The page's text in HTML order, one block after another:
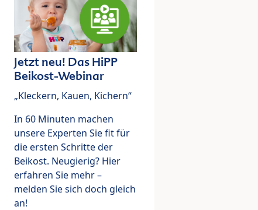
Jetzt neu! Das HiPP
Beikost-Webinar
„Kleckern, Kauen, Kichern“
In 60 Minuten machen
unsere Experten Sie fit für
die ersten Schritte der
Beikost. Neugierig? Hier
erfahren Sie mehr –
melden Sie sich doch gleich
an!